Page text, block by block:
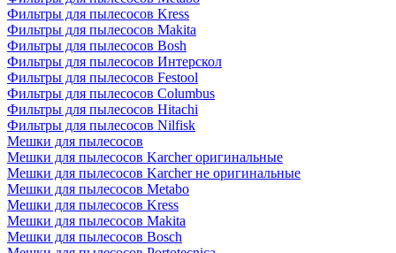
Фильтры для пылесосов Kress
Фильтры для пылесосов Makita
Фильтры для пылесосов Bosh
Фильтры для пылесосов Интерскол
Фильтры для пылесосов Festool
Фильтры для пылесосов Columbus
Фильтры для пылесосов Hitachi
Фильтры для пылесосов Nilfisk
Мешки для пылесосов
Мешки для пылесосов Karcher оригинальные
Мешки для пылесосов Karcher не оригинальные
Мешки для пылесосов Metabo
Мешки для пылесосов Kress
Мешки для пылесосов Makita
Мешки для пылесосов Bosch